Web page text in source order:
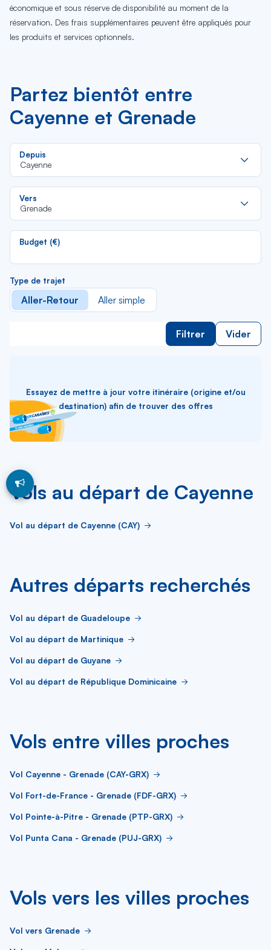
économique et sous réserve de disponibilité au moment de la
réservation. Des frais supplémentaires peuvent être appliqués pour
les produits et services optionnels.
Partez bientôt entre
Cayenne et Grenade
Depuis
Cayenne
Vers
Grenade
Budget (€)
Type de trajet
Aller-Retour Aller simple
Filtrer Vider
Essayez de mettre à jour votre itinéraire (origine et/ou
destination) afin de trouver des offres
Vols au départ de Cayenne
Vol au départ de Cayenne (CAY)
Autres départs recherchés
Vol au départ de Guadeloupe
Vol au départ de Martinique
Vol au départ de Guyane
Vol au départ de République Dominicaine
Vols entre villes proches
Vol Cayenne - Grenade (CAY-GRX)
Vol Fort-de-France - Grenade (FDF-GRX)
Vol Pointe-à-Pitre - Grenade (PTP-GRX)
Vol Punta Cana - Grenade (PUJ-GRX)
Vols vers les villes proches
Vol vers Grenade